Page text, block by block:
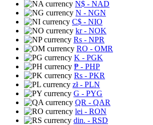
N$ - NAD
N - NGN
C$ - NIO
kr- NOK
Rs - NPR
RO - OMR
K - PGK
₱ - PHP
Rs - PKR
zł- PLN
G - PYG
QR - QAR
lei - RON
din. - RSD